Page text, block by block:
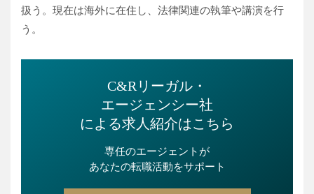
扱う。現在は海外に在住し、法律関連の執筆や講演を行
う。
C&Rリーガル・
エージェンシー社
による求人紹介はこちら
専任のエージェントが
あなたの転職活動をサポート